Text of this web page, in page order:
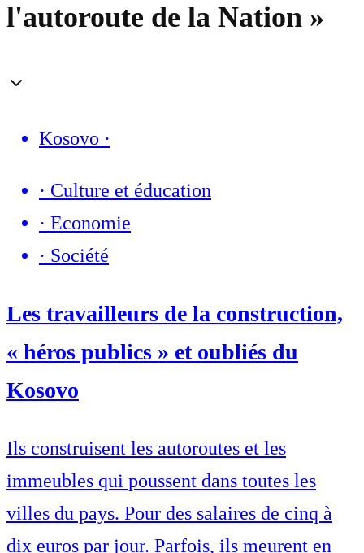
l'autoroute de la Nation »
Kosovo ·
· Culture et éducation
· Economie
· Société
Les travailleurs de la construction,
« héros publics » et oubliés du
Kosovo
Ils construisent les autoroutes et les
immeubles qui poussent dans toutes les
villes du pays. Pour des salaires de cinq à
dix euros par jour. Parfois, ils meurent en